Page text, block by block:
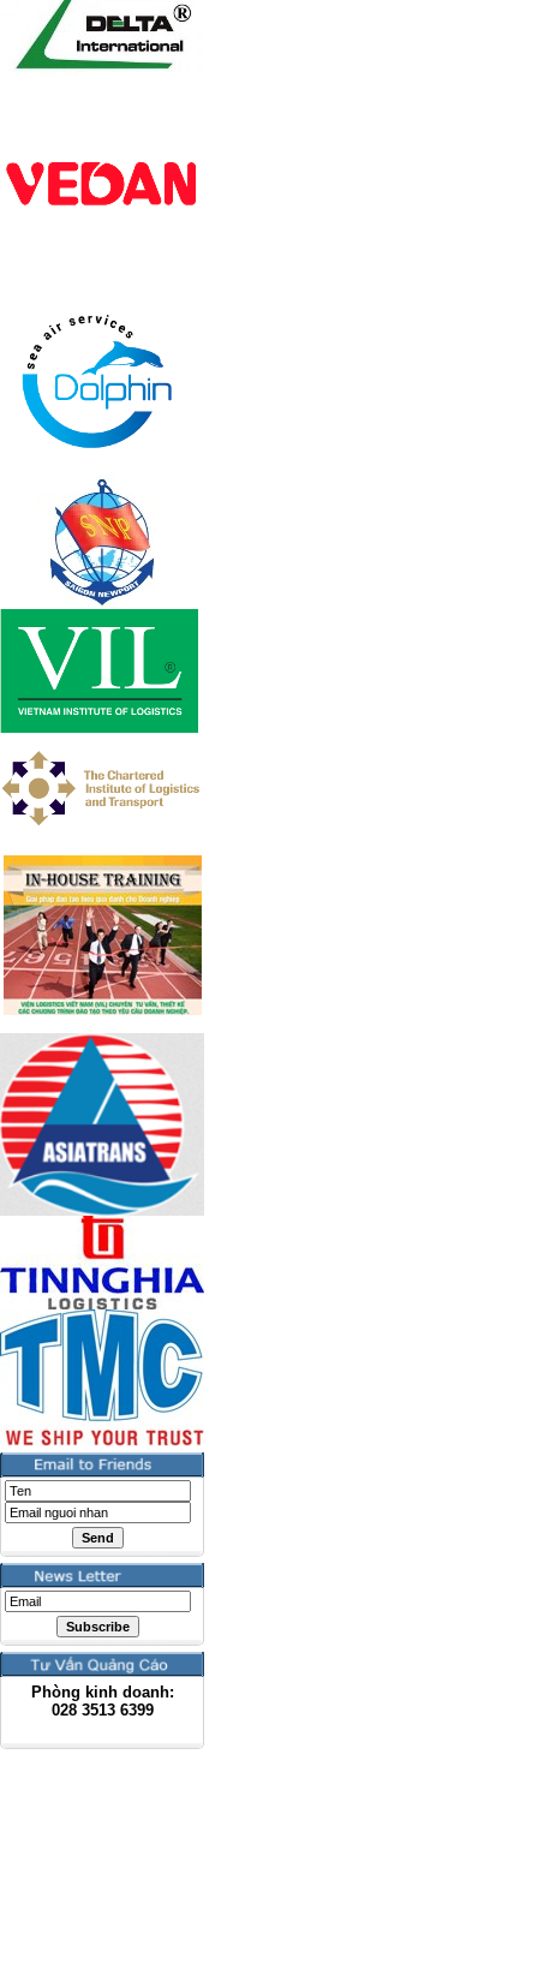
Phòng kinh doanh:
028 3513 6399